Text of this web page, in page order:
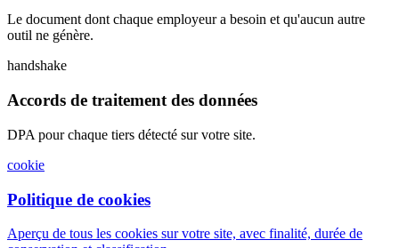
Le document dont chaque employeur a besoin et qu'aucun autre
outil ne génère.
handshake
Accords de traitement des données
DPA pour chaque tiers détecté sur votre site.
cookie
Politique de cookies
Aperçu de tous les cookies sur votre site, avec finalité, durée de